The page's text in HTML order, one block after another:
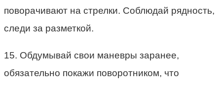
поворачивают на стрелки. Соблюдай рядность,
следи за разметкой.
15. Обдумывай свои маневры заранее,
обязательно покажи поворотником, что